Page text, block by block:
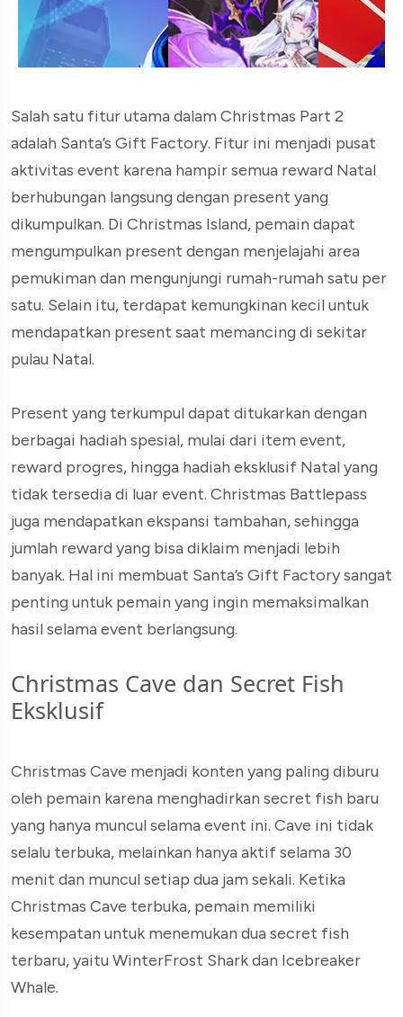
Salah satu fitur utama dalam Christmas Part 2
adalah Santa’s Gift Factory. Fitur ini menjadi pusat
aktivitas event karena hampir semua reward Natal
berhubungan langsung dengan present yang
dikumpulkan. Di Christmas Island, pemain dapat
mengumpulkan present dengan menjelajahi area
pemukiman dan mengunjungi rumah-rumah satu per
satu. Selain itu, terdapat kemungkinan kecil untuk
mendapatkan present saat memancing di sekitar
pulau Natal.
Present yang terkumpul dapat ditukarkan dengan
berbagai hadiah spesial, mulai dari item event,
reward progres, hingga hadiah eksklusif Natal yang
tidak tersedia di luar event. Christmas Battlepass
juga mendapatkan ekspansi tambahan, sehingga
jumlah reward yang bisa diklaim menjadi lebih
banyak. Hal ini membuat Santa’s Gift Factory sangat
penting untuk pemain yang ingin memaksimalkan
hasil selama event berlangsung.
Christmas Cave dan Secret Fish
Eksklusif
Christmas Cave menjadi konten yang paling diburu
oleh pemain karena menghadirkan secret fish baru
yang hanya muncul selama event ini. Cave ini tidak
selalu terbuka, melainkan hanya aktif selama 30
menit dan muncul setiap dua jam sekali. Ketika
Christmas Cave terbuka, pemain memiliki
kesempatan untuk menemukan dua secret fish
terbaru, yaitu WinterFrost Shark dan Icebreaker
Whale.